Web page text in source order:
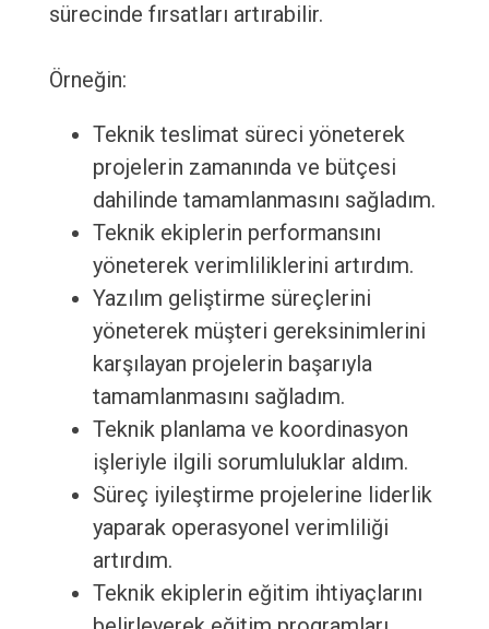
sürecinde fırsatları artırabilir.
Örneğin:
Teknik teslimat süreci yöneterek
projelerin zamanında ve bütçesi
dahilinde tamamlanmasını sağladım.
Teknik ekiplerin performansını
yöneterek verimliliklerini artırdım.
Yazılım geliştirme süreçlerini
yöneterek müşteri gereksinimlerini
karşılayan projelerin başarıyla
tamamlanmasını sağladım.
Teknik planlama ve koordinasyon
işleriyle ilgili sorumluluklar aldım.
Süreç iyileştirme projelerine liderlik
yaparak operasyonel verimliliği
artırdım.
Teknik ekiplerin eğitim ihtiyaçlarını